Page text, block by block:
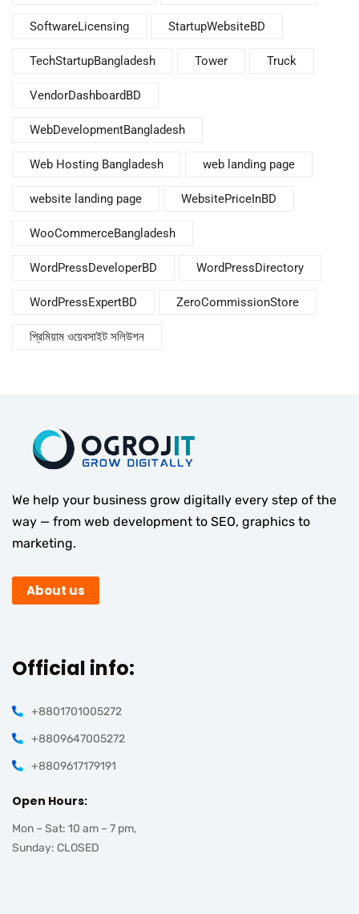
SoftwareLicensing StartupWebsiteBD
TechStartupBangladesh Tower Truck
VendorDashboardBD
WebDevelopmentBangladesh
Web Hosting Bangladesh web landing page
website landing page WebsitePriceInBD
WooCommerceBangladesh
WordPressDeveloperBD WordPressDirectory
WordPressExpertBD ZeroCommissionStore
প্রিমিয়াম ওয়েবসাইট সলিউশন
We help your business grow digitally every step of the
way — from web development to SEO, graphics to
marketing.
About us
Official info:
+8801701005272
+8809647005272
+8809617179191
Open Hours:
Mon – Sat: 10 am – 7 pm,
Sunday: CLOSED